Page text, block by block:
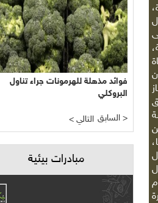
فوائد مذهلة للهرمونات جراء تناول
البروكلي
< التالي السابق >
مبادرات بيئية